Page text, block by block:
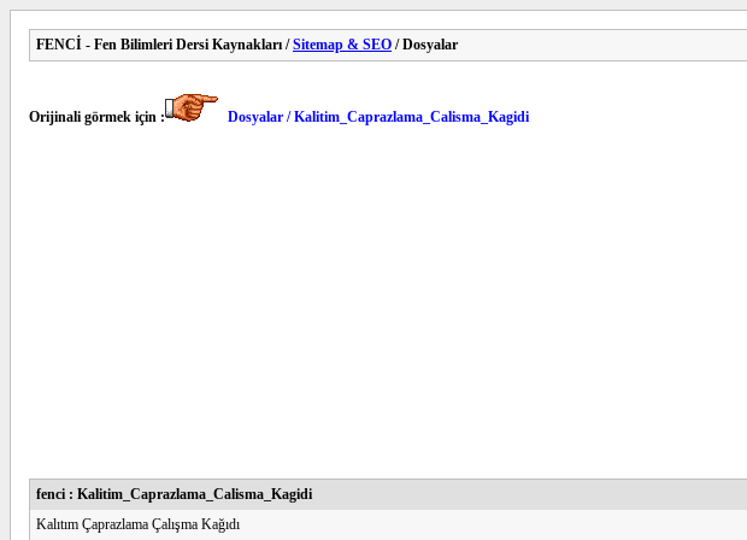
FENCİ - Fen Bilimleri Dersi Kaynakları /Sitemap & SEO / Dosyalar
Orijinali görmek için : Dosyalar / Kalitim_Caprazlama_Calisma_Kagidi
fenci : Kalitim_Caprazlama_Calisma_Kagidi
Kalıtım Çaprazlama Çalışma Kağıdı